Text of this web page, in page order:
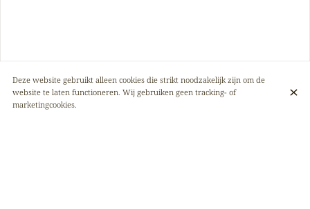
Deze website gebruikt alleen cookies die strikt noodzakelijk zijn om de
website te laten functioneren. Wij gebruiken geen tracking- of
marketingcookies.